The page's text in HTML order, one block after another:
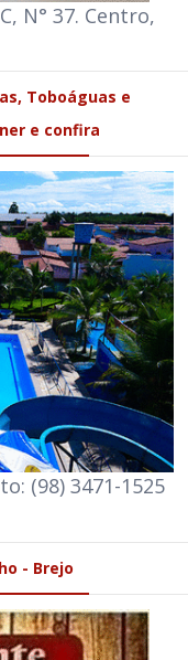
N° 37. Centro,
Toboáguas e
e confira
(98) 3471-1525
- Brejo